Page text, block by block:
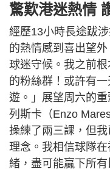
驚歎港迷熱情
經歷13小時長途跋
的熱情感到喜出望
球迷守候。我之前
的粉絲群！或許有
遊。」展望周六的
列斯卡（Enzo
操練了兩三課，但
理念。我相信球隊
緒，盡可能贏下所有